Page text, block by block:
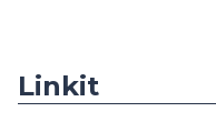
Linkit